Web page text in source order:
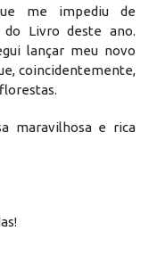
me impediu de
Livro deste ano.
lançar meu novo
coincidentemente,
maravilhosa e rica